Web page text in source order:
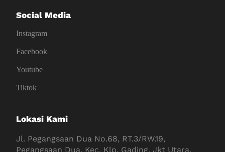
Social Media
Instagram
Facebook
Youtube
Tiktok
Lokasi Kami
Jl. Pegangsaan Dua No.68, RT.3/RW.19,
Pegangsaan Dua, Kec. Klp. Gading, Jkt Utara,